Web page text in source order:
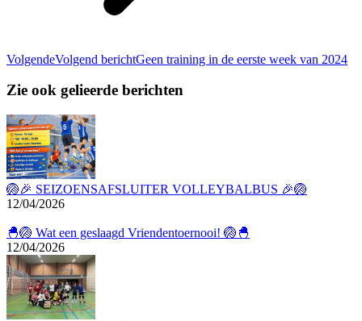
VolgendeVolgend berichtGeen training in de eerste week van 2024
Zie ook gelieerde berichten
🏐🎉 SEIZOENSAFSLUITER VOLLEYBALBUS 🎉🏐
12/04/2026
🐣🏐 Wat een geslaagd Vriendentoernooi! 🏐🐣
12/04/2026